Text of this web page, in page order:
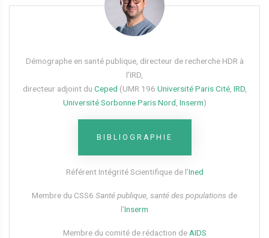
Démographe en santé publique, directeur de recherche HDR à
l’IRD,
directeur adjoint du Ceped (UMR 196 Université Paris Cité, IRD,
Université Sorbonne Paris Nord Inserm)
BIBLIOGRAPHIE
Référent Intégrité Scientifique de l’Ined
Membre du CSS6​ Santé publique, santé des populations de
l’Inserm
Membre du comité de rédaction de AIDS